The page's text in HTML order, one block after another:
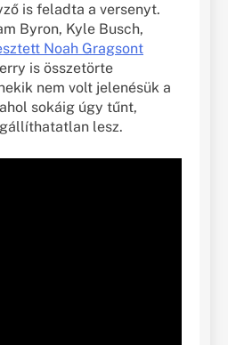
is feladta a versenyt.
Byron, Kyle Busch,
Noah Gragsont
is összetörte
nem volt jelenésük a
sokáig úgy tűnt,
lesz.